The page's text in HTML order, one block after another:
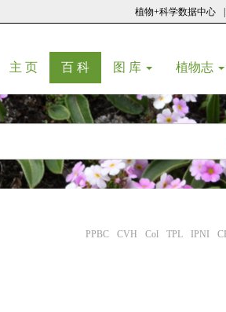
植物+科学数据中心
主 页(current)
百 科(current)
图 库 植物志
PPBC CVH Col TPL IPNI